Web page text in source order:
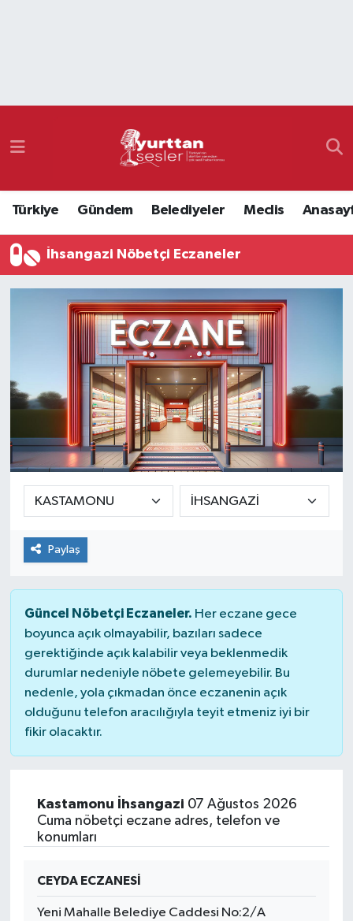
Türkiye Gündem Belediyeler Meclis
İhsangazi Nöbetçi Eczaneler
Paylaş
Güncel Nöbetçi Eczaneler. Her eczane gece
boyunca açık olmayabilir, bazıları sadece
gerektiğinde açık kalabilir veya beklenmedik
durumlar nedeniyle nöbete gelemeyebilir. Bu
nedenle, yola çıkmadan önce eczanenin açık
olduğunu telefon aracılığıyla teyit etmeniz iyi bir
fikir olacaktır.
Kastamonu İhsangazi 07 Ağustos 2026
Cuma nöbetçi eczane adres, telefon ve
konumları
CEYDA ECZANESİ
Yeni Mahalle Belediye Caddesi No:2/A
Namaz Vakitleri
Süper Lig Puan Durumu ve Fikstür
Tüm Manşetler
Son Dakika Haberleri
Haber Arşivi